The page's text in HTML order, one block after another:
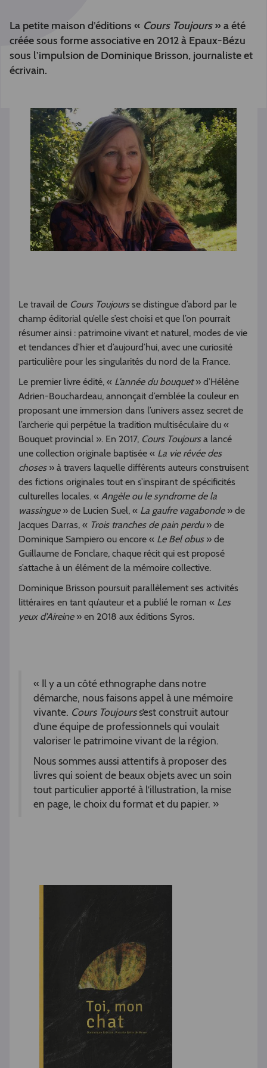
La petite maison d’éditions « Cours Toujours» a été
créée sous forme associative en 2012 à Epaux-Bézu
sous l’impulsion de Dominique Brisson, journaliste et
écrivain.
Le travail de Cours Toujoursse distingue d’abord par le
champ éditorial qu’elle s’est choisi et que l’on pourrait
résumer ainsi : patrimoine vivant et naturel, modes de vie
et tendances d’hier et d’aujourd’hui, avec une curiosité
particulière pour les singularités du nord de la France.
Le premier livre édité, « L’année du bouquet» d’Hélène
Adrien-Bouchardeau, annonçait d’emblée la couleur en
proposant une immersion dans l’univers assez secret de
l’archerie qui perpétue la tradition multiséculaire du «
Bouquet provincial ». En 2017, Cours Toujoursa lancé
une collection originale baptisée « La vie rêvée des
choses» à travers laquelle différents auteurs construisent
des fictions originales tout en s’inspirant de spécificités
culturelles locales. « Angèle ou le syndrome de la
wassingue» de Lucien Suel, « La gaufre vagabonde» de
Jacques Darras, « Trois tranches de pain perdu» de
Dominique Sampiero ou encore « Le Bel obus» de
Guillaume de Fonclare, chaque récit qui est proposé
s’attache à un élément de la mémoire collective.
Dominique Brisson poursuit parallèlement ses activités
littéraires en tant qu’auteur et a publié le roman « Les
yeux d’Aireine» en 2018 aux éditions Syros.
« Il y a un côté ethnographe dans notre
démarche, nous faisons appel à une mémoire
vivante. Cours Toujourss’est construit autour
d’une équipe de professionnels qui voulait
valoriser le patrimoine vivant de la région.
Nous sommes aussi attentifs à proposer des
livres qui soient de beaux objets avec un soin
tout particulier apporté à l’illustration, la mise
en page, le choix du format et du papier. »